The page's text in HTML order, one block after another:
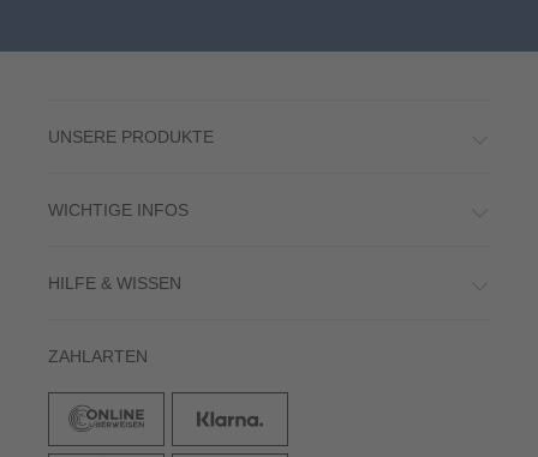
UNSERE PRODUKTE
WICHTIGE INFOS
HILFE & WISSEN
ZAHLARTEN